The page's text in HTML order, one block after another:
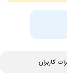
کاربران